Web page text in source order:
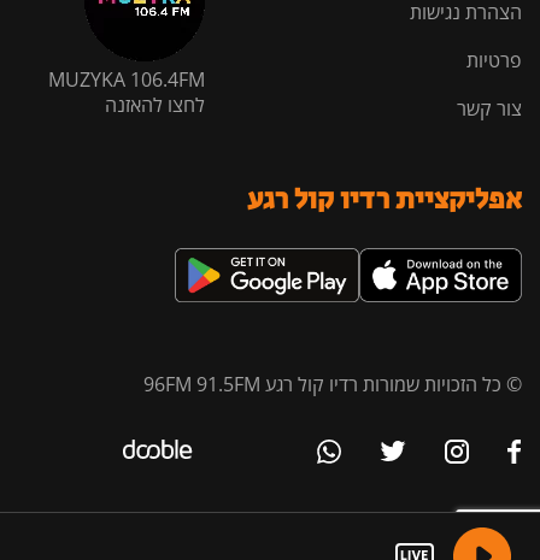
הצהרת נגישות
פרטיות
צור קשר
MUZYKA 106.4FM
לחצו להאזנה
אפליקציית רדיו קול רגע
© כל הזכויות שמורות רדיו קול רגע 96FM 91.5FM